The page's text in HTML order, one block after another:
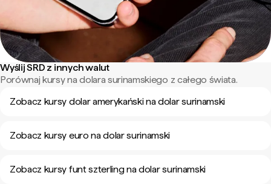
Wyślij SRD z innych walut
Porównaj kursy na dolara surinamskiego z całego świata.
Zobacz kursy dolar amerykański na dolar surinamski
Zobacz kursy euro na dolar surinamski
Zobacz kursy funt szterling na dolar surinamski